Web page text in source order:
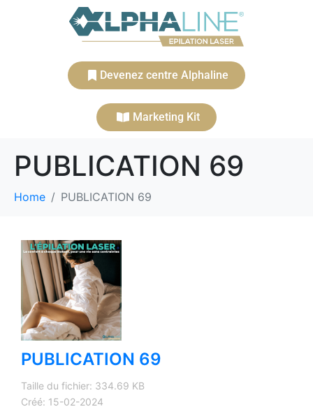
Devenez centre Alphaline
Marketing Kit
PUBLICATION 69
Home PUBLICATION 69
PUBLICATION 69
Taille du fichier: 334.69 KB
Créé: 15-02-2024